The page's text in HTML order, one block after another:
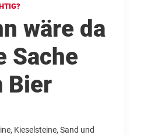
wäre da
Sache
Bier
Kieselsteine, Sand und